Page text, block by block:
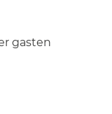
gasten